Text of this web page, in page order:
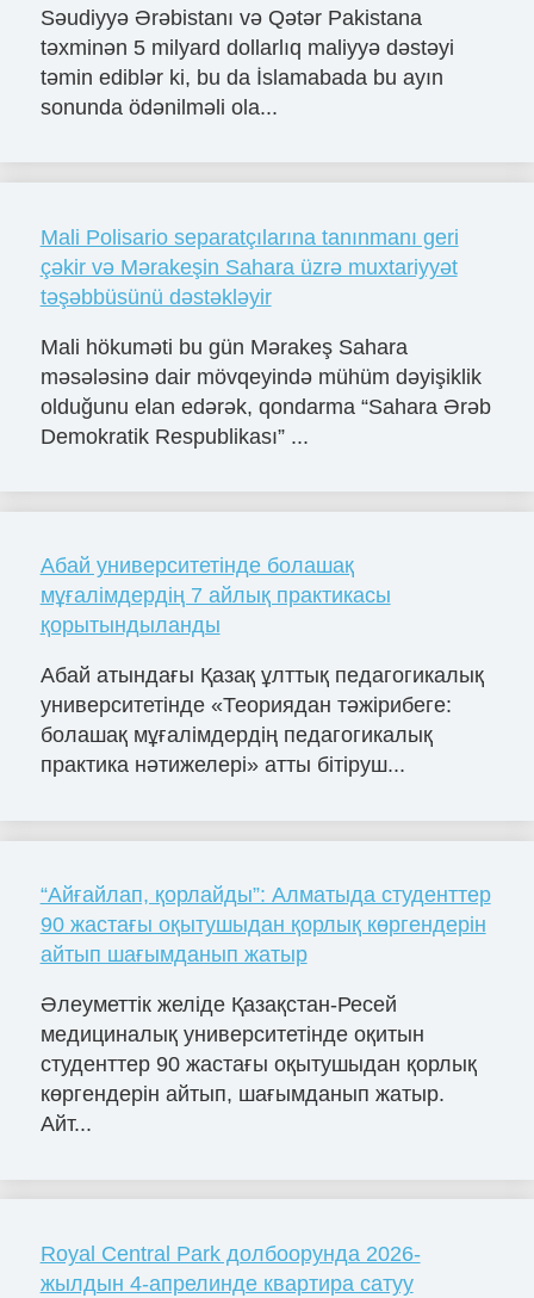
Səudiyyə Ərəbistanı və Qətər Pakistana
təxminən 5 milyard dollarlıq maliyyə dəstəyi
təmin ediblər ki, bu da İslamabada bu ayın
sonunda ödənilməli ola...
Mali Polisario separatçılarına tanınmanı geri
çǝkir vǝ Mǝrakeşin Sahara üzrǝ muxtariyyǝt
tǝşǝbbüsünü dǝstǝklǝyir
Mali hökumǝti bu gün Mǝrakeş Sahara
mǝsǝlǝsinǝ dair mövqeyindǝ mühüm dǝyişiklik
olduğunu elan edǝrǝk, qondarma “Sahara Ərǝb
Demokratik Respublikası” ...
Абай университетінде болашақ
мұғалімдердің 7 айлық практикасы
қорытындыланды
Абай атындағы Қазақ ұлттық педагогикалық
университетінде «Теориядан тәжірибеге:
болашақ мұғалімдердің педагогикалық
практика нәтижелері» атты бітіруш...
“Айғайлап, қорлайды”: Алматыда студенттер
90 жастағы оқытушыдан қорлық көргендерін
айтып шағымданып жатыр
Әлеуметтік желіде Қазақстан-Ресей
медициналық университетінде оқитын
студенттер 90 жастағы оқытушыдан қорлық
көргендерін айтып, шағымданып жатыр.
Айт...
Royal Central Park долбоорунда 2026-
жылдын 4-апрелинде квартира сатуу